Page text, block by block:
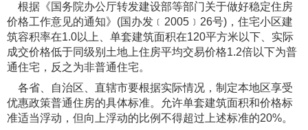
根据《国务院办公厅转发建设部等部门关于做好稳定住房
价格工作意见的通知》(国办发﹝2005﹞26号)，住宅小区建
筑容积率在1.0以上、单套建筑面积在120平方米以下、实际
成交价格低于同级别土地上住房平均交易价格1.2倍以下为普
通住宅，反之为非普通住宅。
各省、自治区、直辖市要根据实际情况，制定本地区享受
优惠政策普通住房的具体标准。允许单套建筑面积和价格标
准适当浮动，但向上浮动的比例不得超过上述标准的20%。